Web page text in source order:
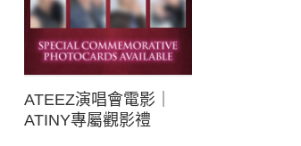
ATEEZ演唱會電影｜
ATINY專屬觀影禮